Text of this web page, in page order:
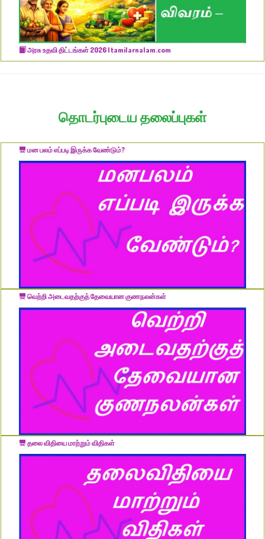
அரசு உதவி திட்டங்கள் 2026 | tamilarnalam.com
தொடர்புடைய தலைப்புகள்
மன பலம் எப்படி இருக்க வேண்டும்?
வெற்றி அடைவதற்குத் தேவையான குணநலன்கள்
தலை விதியை மாற்றும் விதிகள்